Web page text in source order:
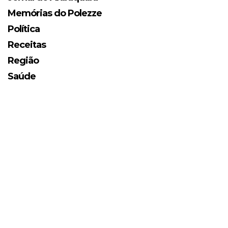
Memórias do Polezze
Política
Receitas
Região
Saúde